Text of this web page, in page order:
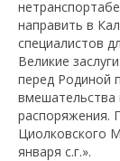
направить в
специалистов
Великие
перед Родиной
вмешательства
распоряжения.
Циолковского
января с.г.».